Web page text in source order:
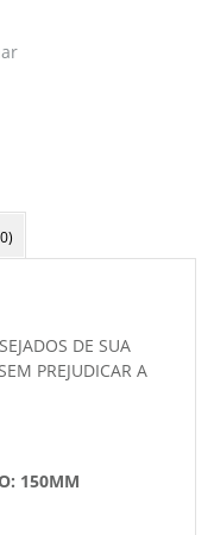
DE SUA
PREJUDICAR A
150MM